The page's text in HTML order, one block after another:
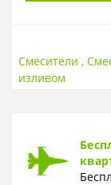
Страна ввоза
ГАРАНТИЯ
Гарантия
Смесители ,
изливом